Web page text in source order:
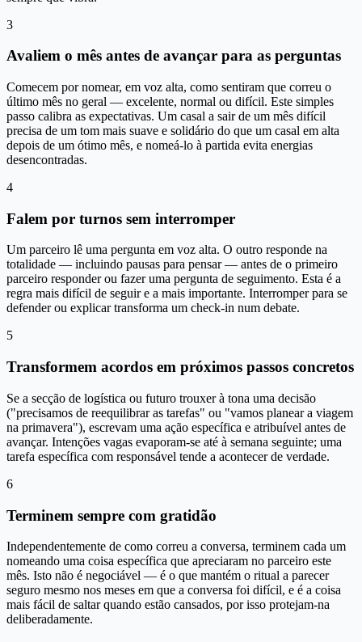
3
Avaliem o mês antes de avançar para as perguntas
Comecem por nomear, em voz alta, como sentiram que correu o
último mês no geral — excelente, normal ou difícil. Este simples
passo calibra as expectativas. Um casal a sair de um mês difícil
precisa de um tom mais suave e solidário do que um casal em alta
depois de um ótimo mês, e nomeá-lo à partida evita energias
desencontradas.
4
Falem por turnos sem interromper
Um parceiro lê uma pergunta em voz alta. O outro responde na
totalidade — incluindo pausas para pensar — antes de o primeiro
parceiro responder ou fazer uma pergunta de seguimento. Esta é a
regra mais difícil de seguir e a mais importante. Interromper para se
defender ou explicar transforma um check-in num debate.
5
Transformem acordos em próximos passos concretos
Se a secção de logística ou futuro trouxer à tona uma decisão
("precisamos de reequilibrar as tarefas" ou "vamos planear a viagem
na primavera"), escrevam uma ação específica e atribuível antes de
avançar. Intenções vagas evaporam-se até à semana seguinte; uma
tarefa específica com responsável tende a acontecer de verdade.
6
Terminem sempre com gratidão
Independentemente de como correu a conversa, terminem cada um
nomeando uma coisa específica que apreciaram no parceiro este
mês. Isto não é negociável — é o que mantém o ritual a parecer
seguro mesmo nos meses em que a conversa foi difícil, e é a coisa
mais fácil de saltar quando estão cansados, por isso protejam-na
deliberadamente.